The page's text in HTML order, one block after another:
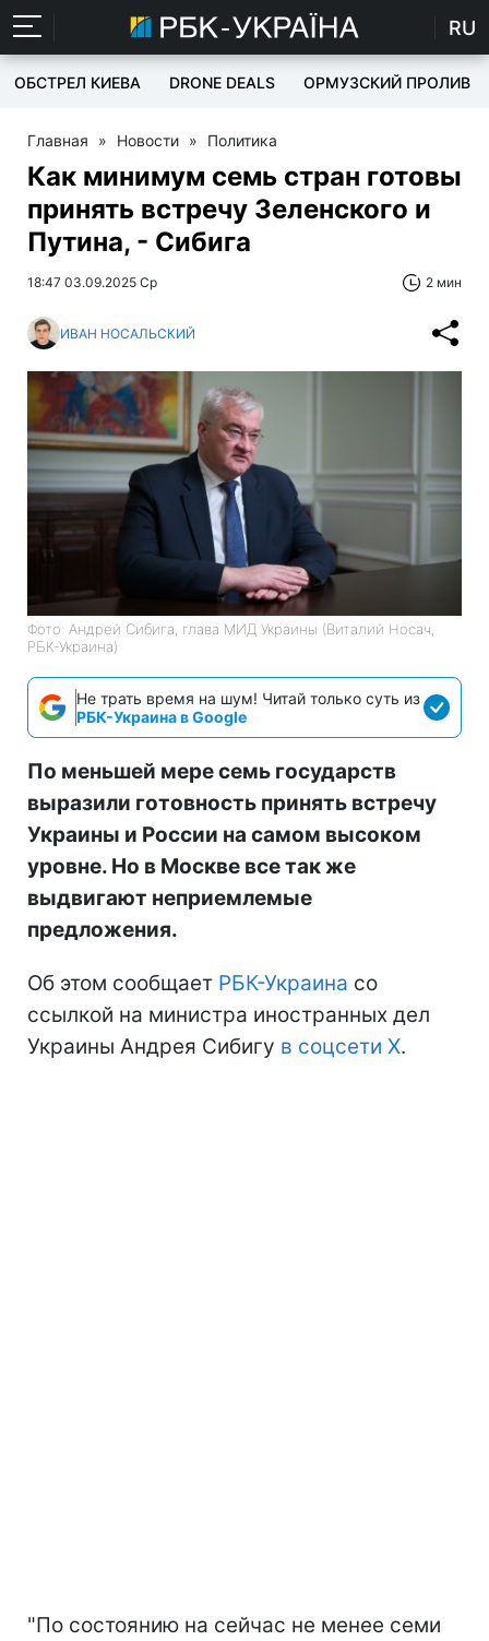
RU
ОБСТРЕЛ КИЕВА DRONE DEALS ОРМУЗСКИЙ ПРОЛИВ
Главная » Новости » Политика
Как минимум семь стран готовы
принять встречу Зеленского и
Путина, - Сибига
18:47 03.09.2025 Ср 2 мин
ИВАН НОСАЛЬСКИЙ
Фото: Андрей Сибига, глава МИД Украины (Виталий Носач,
РБК-Украина)
Не трать время на шум! Читай только суть из
РБК-Украина в Google
По меньшей мере семь государств
выразили готовность принять встречу
Украины и России на самом высоком
уровне. Но в Москве все так же
выдвигают неприемлемые
предложения.
Об этом сообщает РБК-Украина со
ссылкой на министра иностранных дел
Украины Андрея Сибигу в соцсети X.
"По состоянию на сейчас не менее семи